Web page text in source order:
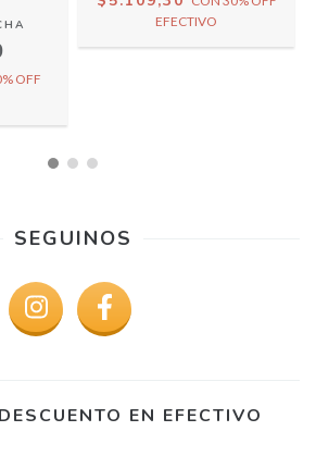
OFF
EFECTIVO
SEGUINOS
EN EFECTIVO